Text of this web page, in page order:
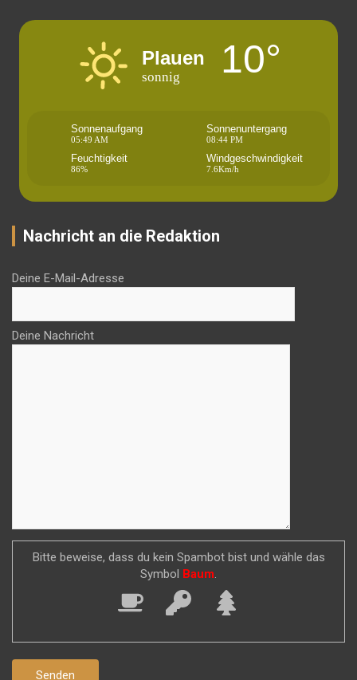
Plauen
sonnig 10°
Sonnenaufgang
05:49 AM
Sonnenuntergang
08:44 PM
Feuchtigkeit
86%
Windgeschwindigkeit
7.6Km/h
Nachricht an die Redaktion
Deine E-Mail-Adresse
Deine Nachricht
Bitte beweise, dass du kein Spambot bist und wähle das
Symbol
Baum.